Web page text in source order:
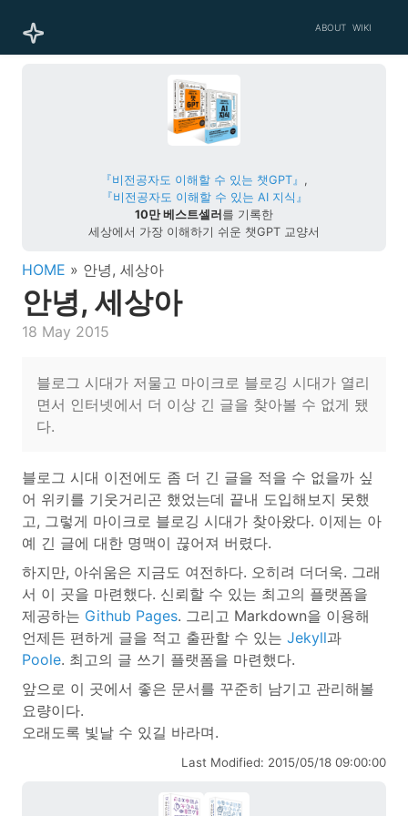
ABOUT WIKI
『비전공자도 이해할 수 있는 챗GPT』 ,
『비전공자도 이해할 수 있는 AI 지식』
10만 베스트셀러 를 기록한
세상에서 가장 이해하기 쉬운 챗GPT 교양서
HOME » 안녕, 세상아
안녕, 세상아
18 May 2015
블로그 시대가 저물고 마이크로 블로깅 시대가 열리
면서 인터넷에서 더 이상 긴 글을 찾아볼 수 없게 됐
다.
블로그 시대 이전에도 좀 더 긴 글을 적을 수 없을까 싶
어 위키를 기웃거리곤 했었는데 끝내 도입해보지 못했
고, 그렇게 마이크로 블로깅 시대가 찾아왔다. 이제는 아
예 긴 글에 대한 명맥이 끊어져 버렸다.
하지만, 아쉬움은 지금도 여전하다. 오히려 더더욱. 그래
서 이 곳을 마련했다. 신뢰할 수 있는 최고의 플랫폼을
제공하는 Github Pages. 그리고 Markdown을 이용해
언제든 편하게 글을 적고 출판할 수 있는 Jekyll과
Poole. 최고의 글 쓰기 플랫폼을 마련했다.
앞으로 이 곳에서 좋은 문서를 꾸준히 남기고 관리해볼
요량이다.
오래도록 빛날 수 있길 바라며.
Last Modified: 2015/05/18 09:00:00